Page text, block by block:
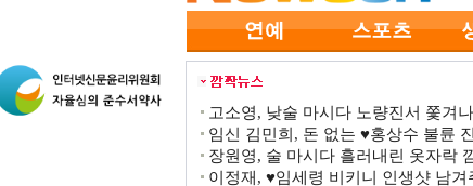
고소영, 낮술 마시다 노량진서 쫓겨
임신 김민희, 돈 없는 ♥홍상수 불륜
장원영, 술 마시다 흘러내린 옷자락
이정재, ♥임세령 비키니 인생샷 남